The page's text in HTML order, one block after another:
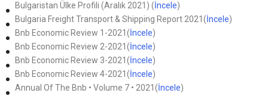
Bulgaristan Ülke Profili (Aralık 2021) (İncele)
Bulgaria Freight Transport & Shipping Report 2021(İncele)
Bnb Economic Review 1-2021(İncele)
Bnb Economic Review 2-2021(İncele)
Bnb Economic Review 3-2021(İncele)
Bnb Economic Review 4-2021(İncele)
Annual Of The Bnb • Volume 7 • 2021(İncele)